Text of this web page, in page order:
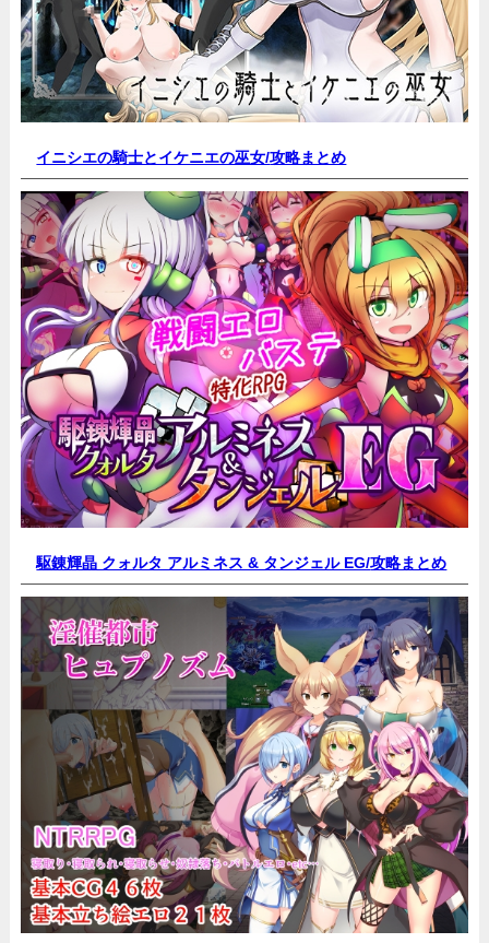
イニシエの騎士とイケニエの巫女/攻略まとめ
駆錬輝晶 クォルタ アルミネス & タンジェル EG/攻略まとめ